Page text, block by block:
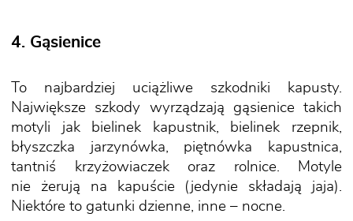
4. Gąsienice
To najbardziej uciążliwe szkodniki kapusty.
Największe szkody wyrządzają gąsienice takich
motyli jak bielinek kapustnik, bielinek rzepnik,
błyszczka jarzynówka, piętnówka kapustnica,
tantniś krzyżowiaczek oraz rolnice. Motyle
nie żerują na kapuście (jedynie składają jaja).
Niektóre to gatunki dzienne, inne – nocne.